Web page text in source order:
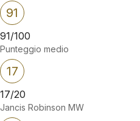
91
91/100
Punteggio medio
17
17/20
Jancis Robinson MW